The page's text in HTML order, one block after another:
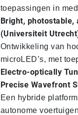
toepassingen in
Bright,
(Universiteit
Ontwikkeling van
microLED’s, met
Electro-optically
Precise Wavefront
Een hybride
autonome